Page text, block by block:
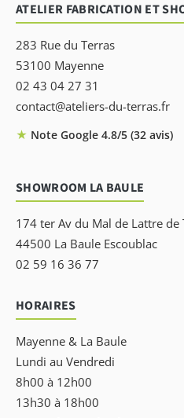
ATELIER FABRICATION ET
283 Rue du Terras
53100 Mayenne
02 43 04 27 31
contact@ateliers-du-terras.fr
★ Note Google 4.8/5 (32 avis)
SHOWROOM LA BAULE
174 ter Av du Mal de Lattre de
44500 La Baule Escoublac
02 59 16 36 77
HORAIRES
Mayenne & La Baule
Lundi au Vendredi
8h00 à 12h00
13h30 à 18h00